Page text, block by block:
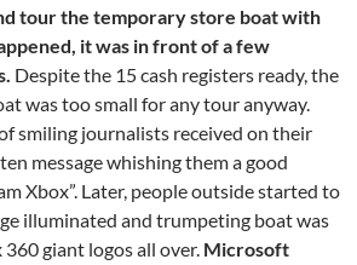
tour the temporary store boat with
it was in front of a few
Despite the 15 cash registers ready, the
was too small for any tour anyway.
smiling journalists received on their
message whishing them a good
Xbox”. Later, people outside started to
illuminated and trumpeting boat was
giant logos all over. Microsoft